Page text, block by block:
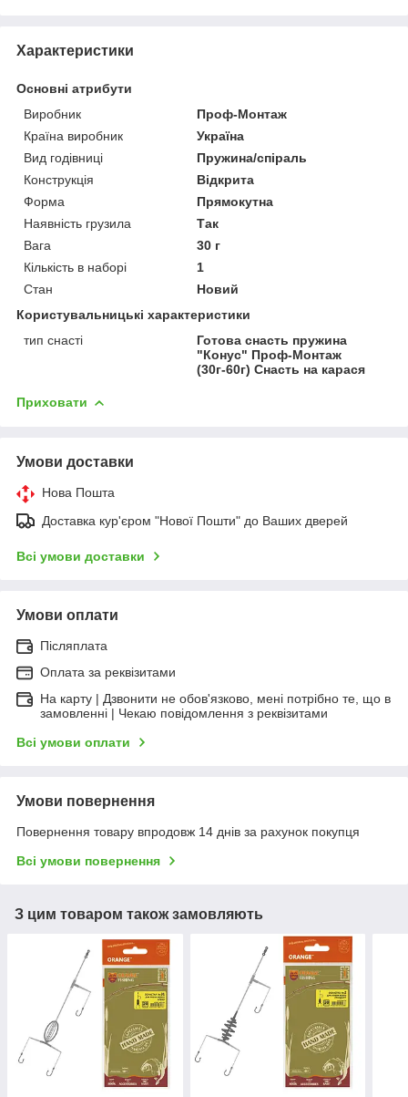
Характеристики
Основні атрибути
Виробник
Проф-Монтаж
Країна виробник
Україна
Вид годівниці
Пружина/спіраль
Конструкція
Відкрита
Форма
Прямокутна
Наявність грузила
Так
Вага
30 г
Кількість в наборі
1
Стан
Новий
Користувальницькі характеристики
тип снасті
Готова снасть пружина
"Конус" Проф-Монтаж
(30г-60г) Снасть на карася
Приховати
Умови доставки
Нова Пошта
Доставка кур'єром "Нової Пошти" до Ваших дверей
Всі умови доставки
Умови оплати
Післяплата
Оплата за реквізитами
На карту | Дзвонити не обов'язково, мені потрібно те, що в
замовленні | Чекаю повідомлення з реквізитами
Всі умови оплати
Умови повернення
Повернення товару впродовж 14 днів за рахунок покупця
Всі умови повернення
З цим товаром також замовляють